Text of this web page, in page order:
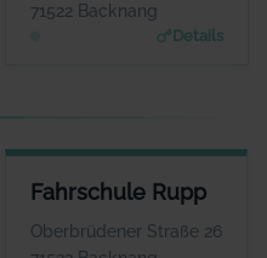
71522 Backnang
Details
www.hackenschuh.eu
WEISSACH IM TAL
ANSPRECHPARTNER
Herr Timo Hirzel
Fahrschule Rupp
Oberbrüdener Straße 26
FAHRSCHULE RUPP
ANSPRECHPARTNER
Herr Andreas Rupp